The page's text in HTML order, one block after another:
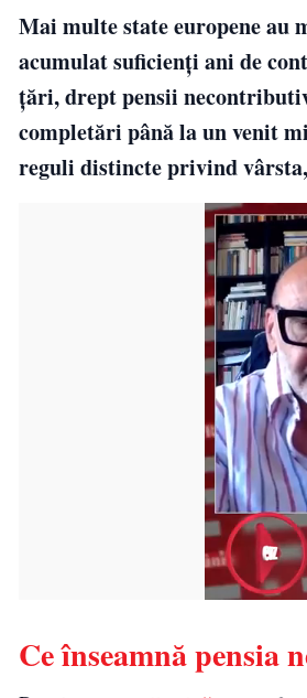
Mai multe state europene au
acumulat suficienți ani de
țări, drept pensii
completări până la un venit
reguli distincte privind
Ce înseamnă pensia